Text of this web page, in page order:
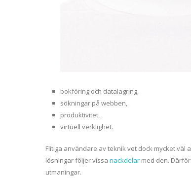
bokföring och datalagring,
sökningar på webben,
produktivitet,
virtuell verklighet.
Flitiga användare av teknik vet dock mycket
lösningar följer vissa nackdelar med den.
utmaningar.